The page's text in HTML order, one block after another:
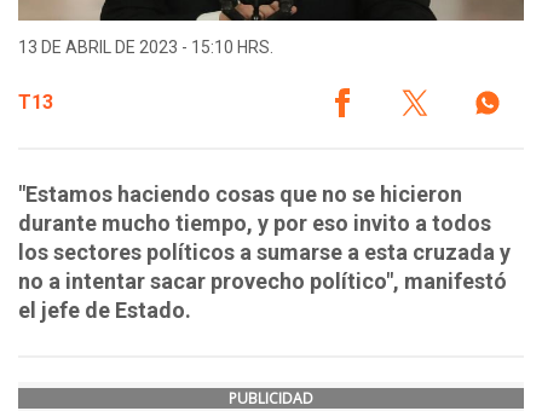
13 DE ABRIL DE 2023 - 15:10 HRS.
T13
"Estamos haciendo cosas que no se hicieron
durante mucho tiempo, y por eso invito a todos
los sectores políticos a sumarse a esta cruzada y
no a intentar sacar provecho político", manifestó
el jefe de Estado.
PUBLICIDAD